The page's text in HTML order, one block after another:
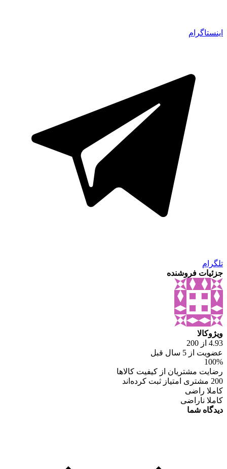
اینستاگرام
تلگرام
جزئیات فروشنده
ویژوکالا
4.93 از 200
عضویت از 5 سال قبل
100%
رضایت مشتریان از کیفیت کالاها
200 مشتری امتیاز ثبت کرده‌اند
کاملا راضی
کاملا ناراضی
دیدگاه شما